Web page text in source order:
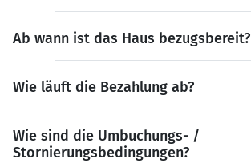
Ab wann ist das Haus bezugsbereit?
Wie läuft die Bezahlung ab?
Wie sind die Umbuchungs- /
Stornierungsbedingungen?